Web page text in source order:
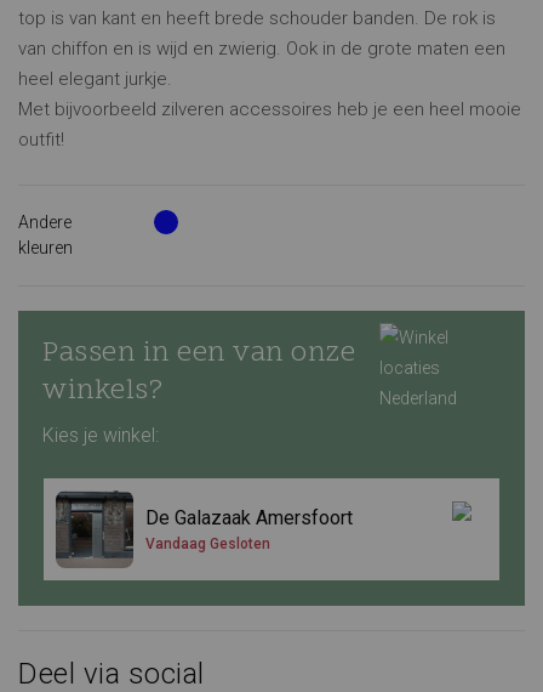
top is van kant en heeft brede schouder banden. De rok is
van chiffon en is wijd en zwierig. Ook in de grote maten een
heel elegant jurkje.
Met bijvoorbeeld zilveren accessoires heb je een heel mooie
outfit!
Andere
kleuren
Passen in een van onze
winkels?
Kies je winkel:
De Galazaak Amersfoort
Vandaag Gesloten
Deel via social